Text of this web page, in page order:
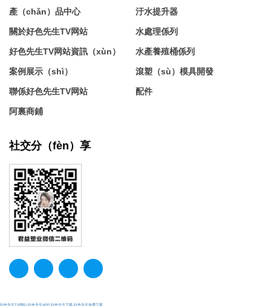
產（chǎn）品中心
關於好色先生TV网站
好色先生TV网站資訊（xùn）
案例展示（shì）
聯係好色先生TV网站
阿裏商鋪
汙水提升器
水處理係列
水產養殖桶係列
滾塑（sù）模具開發
配件
社交分（fèn）享
好色先生TV网站-好色先生APP-好色先生下载-好色先生免费下载